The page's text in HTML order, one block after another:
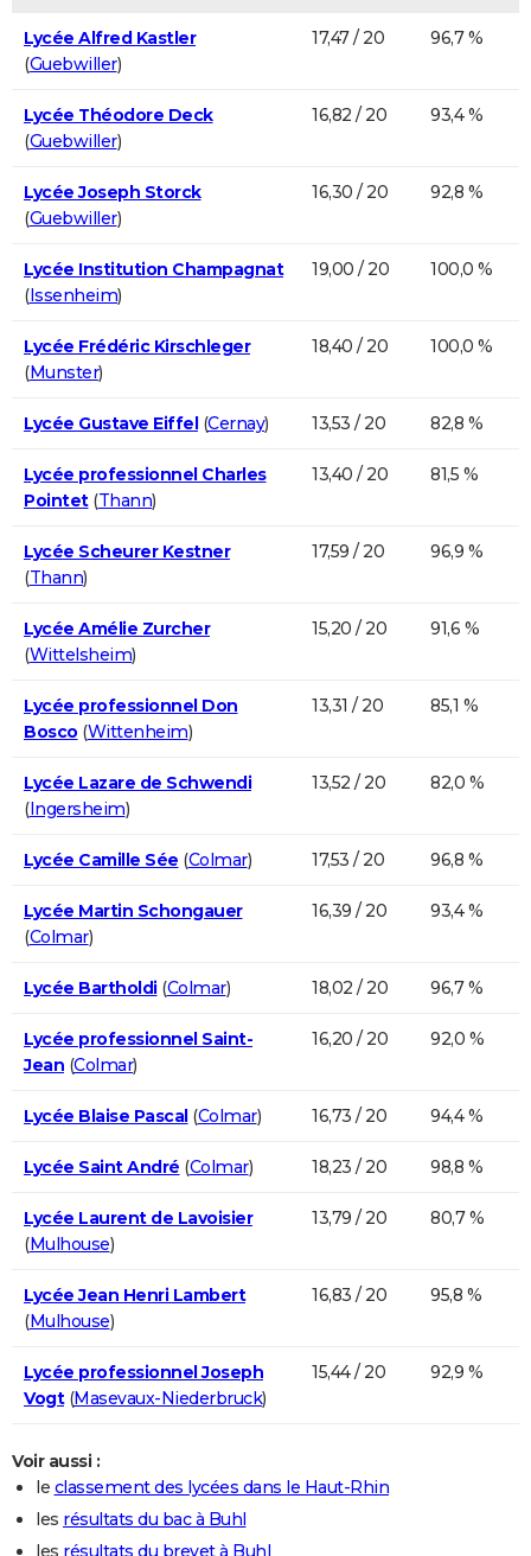
Lycée Alfred Kastler
(Guebwiller)
17,47 / 20 96,7 %
Lycée Théodore Deck
(Guebwiller)
16,82 / 20 93,4 %
Lycée Joseph Storck
(Guebwiller)
16,30 / 20 92,8 %
Lycée Institution Champagnat
(Issenheim)
19,00 / 20 100,0 %
Lycée Frédéric Kirschleger
(Munster)
18,40 / 20 100,0 %
Lycée Gustave Eiffel(Cernay) 13,53 / 20 82,8 %
Lycée professionnel Charles
Pointet(Thann)
13,40 / 20 81,5 %
Lycée Scheurer Kestner
(Thann)
17,59 / 20 96,9 %
Lycée Amélie Zurcher
(Wittelsheim)
15,20 / 20 91,6 %
Lycée professionnel Don
Bosco (Wittenheim)
13,31 / 20 85,1 %
Lycée Lazare de Schwendi
(Ingersheim)
13,52 / 20 82,0 %
Lycée Camille Sée (Colmar) 17,53 / 20 96,8 %
Lycée Martin Schongauer
(Colmar)
16,39 / 20 93,4 %
Lycée Bartholdi(Colmar) 18,02 / 20 96,7 %
Lycée professionnel Saint-
Jean (Colmar)
16,20 / 20 92,0 %
Lycée Blaise Pascal(Colmar) 16,73 / 20 94,4 %
Lycée Saint André (Colmar) 18,23 / 20 98,8 %
Lycée Laurent de Lavoisier
(Mulhouse)
13,79 / 20 80,7 %
Lycée Jean Henri Lambert
(Mulhouse)
16,83 / 20 95,8 %
Lycée professionnel Joseph
Vogt(Masevaux-Niederbruck)
15,44 / 20 92,9 %
Voir aussi :
le classement des lycées dans le Haut-Rhin
les résultats du bac à Buhl
les résultats du brevet à Buhl